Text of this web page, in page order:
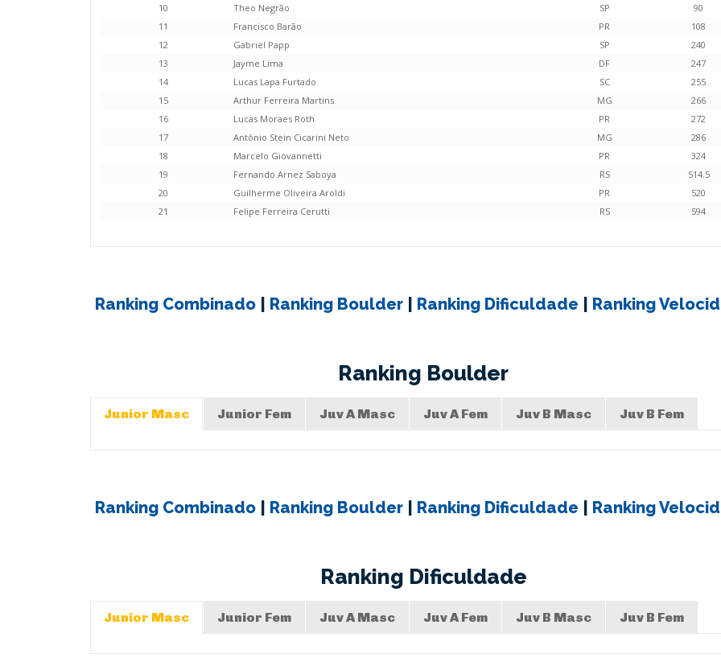
10
Theo Negrão SP
90
11
Francisco Barão PR
108
12
Gabriel Papp SP
240
13
Jayme Lima DF
247
14
Lucas Lapa Furtado SC
255
15
Arthur Ferreira Martins MG
266
16
Lucas Moraes Roth PR
272
17
Antônio Stein Cicarini Neto MG
286
18
Marcelo Giovannetti PR
324
19
Fernando Arnez Saboya RS
514.5
20
Guilherme Oliveira Aroldi PR
520
21
Felipe Ferreira Cerutti RS 594
Ranking Combinado| Ranking Boulder| Ranking Dificuldade Ranking
Ranking Boulder
Junior Masc Junior Fem Juv A Masc Juv A Fem Juv B Masc Juv B Fem
Ranking Combinado| Ranking Boulder| Ranking Dificuldade Ranking
Ranking Dificuldade
Junior Masc Junior Fem Juv A Masc Juv A Fem Juv B Masc Juv B Fem